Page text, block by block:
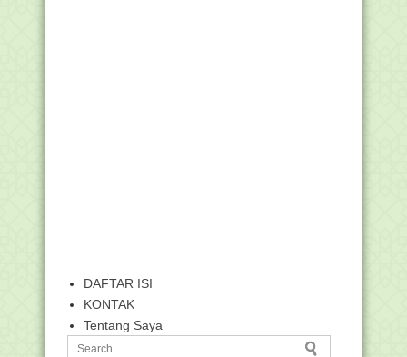
DAFTAR ISI
KONTAK
Tentang Saya